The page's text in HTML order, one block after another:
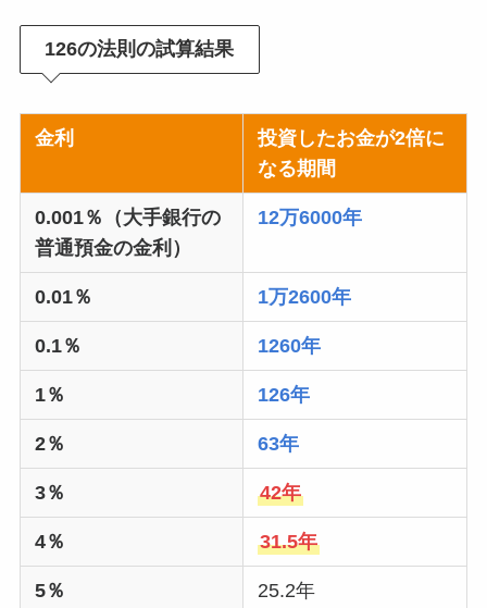
126の法則の試算結果
金利
投資したお金が2倍に
なる期間
0.001％（大手銀行の
普通預金の金利）
12万6000年
0.01％ 1万2600年
0.1％ 1260年
1％ 126年
2％ 63年
3％ 42年
4％ 31.5年
5％ 25.2年